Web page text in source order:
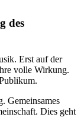
des
Erst auf der
volle Wirkung.
Gemeinsames
Dies geht